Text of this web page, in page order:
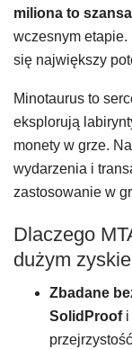
miliona to
wczesnym etapie.
się największy
Minotaurus to
eksplorują
monety w grze.
wydarzenia i
zastosowanie w
Dlaczego
dużym
Zbadane
SolidProofi